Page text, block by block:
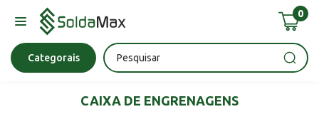
0
Categorais
Bateria Chave Impacto Esmerilhadeira
CAIXA DE ENGRENAGENS